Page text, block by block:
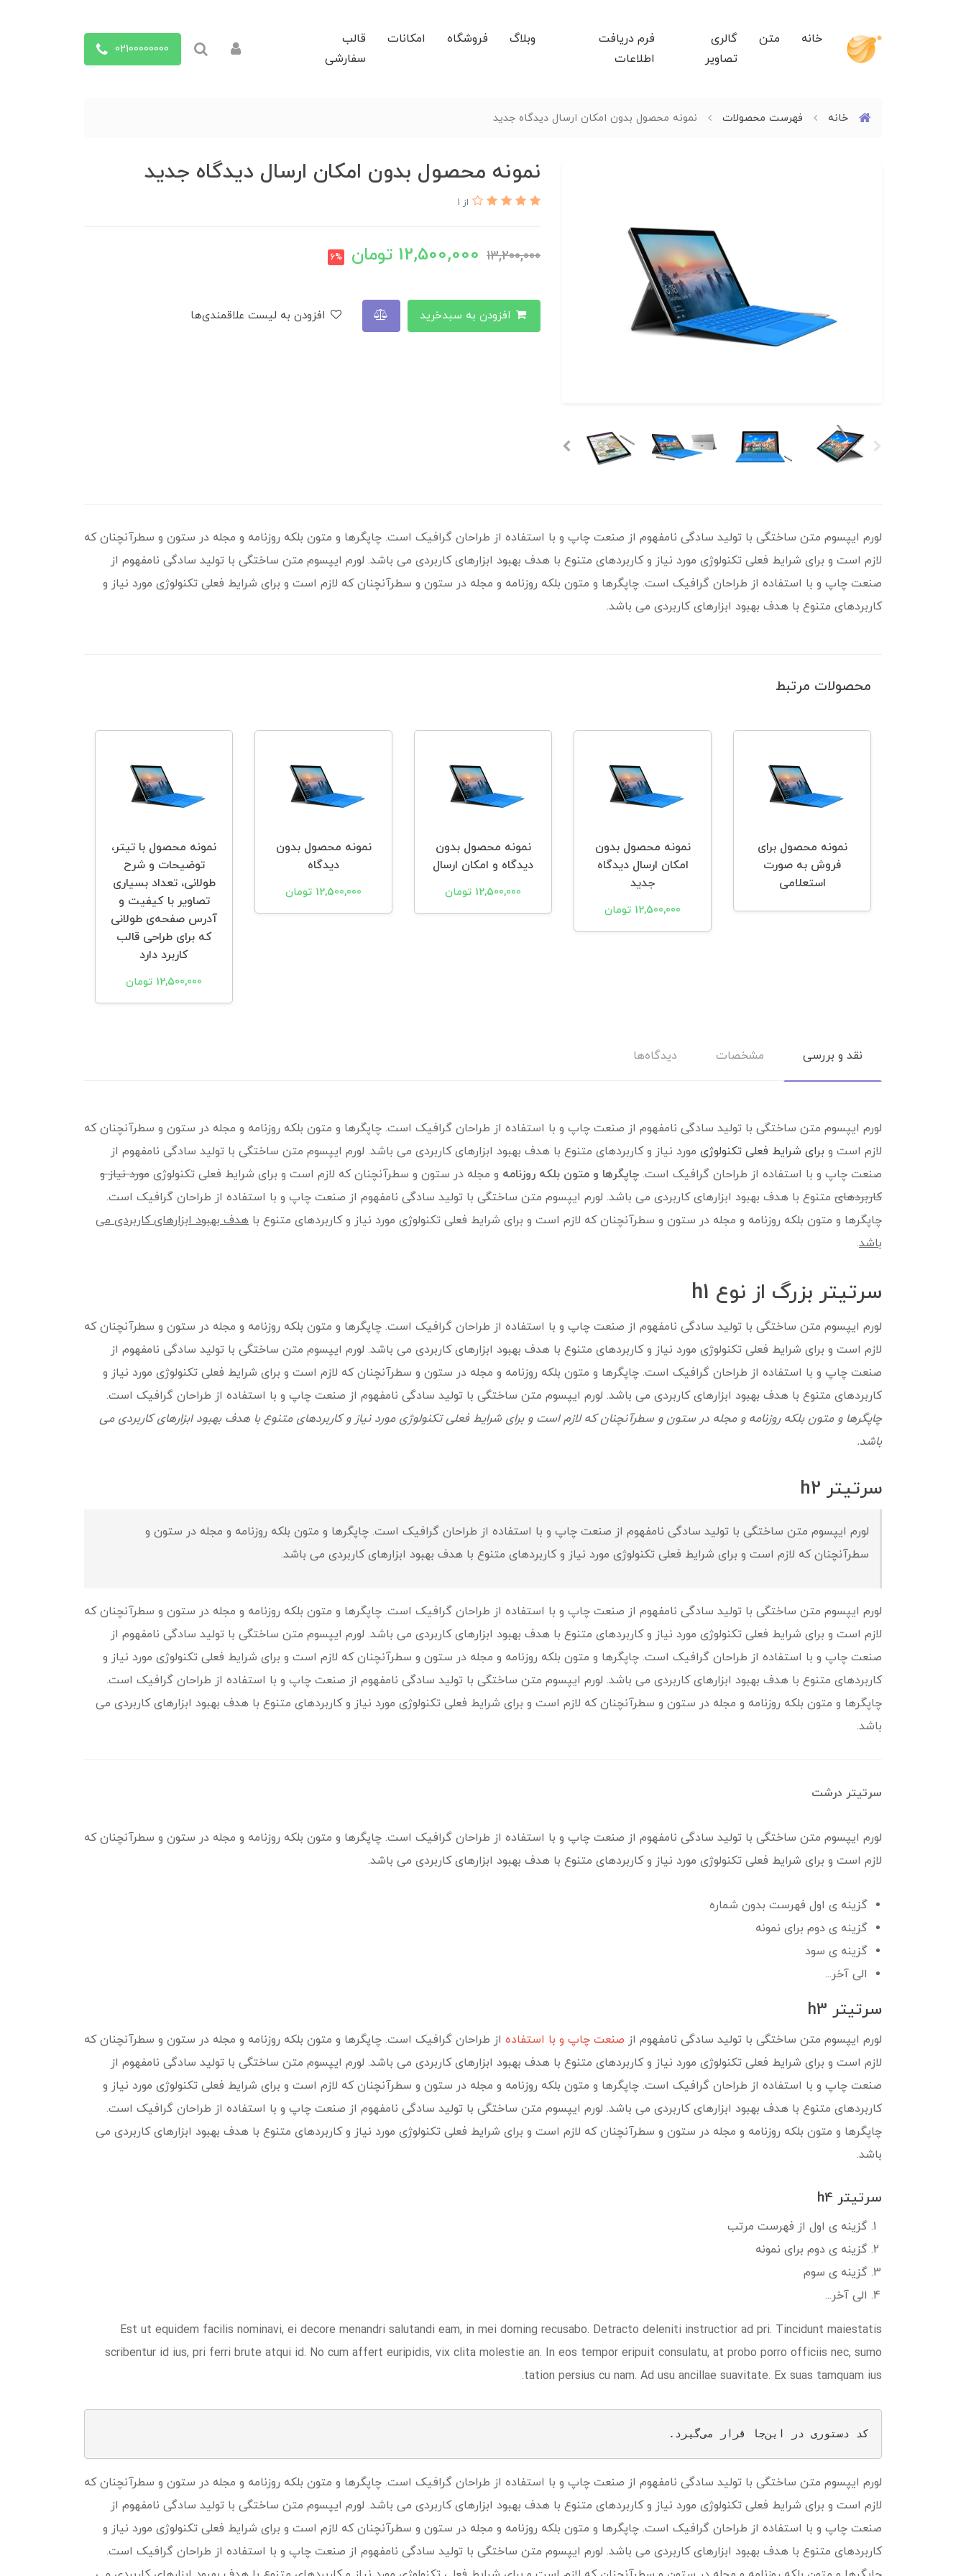
خانه متن
گالری
تصاویر
فرم دریافت
اطلاعات
وبلاگ فروشگاه امکانات
قالب
سفارشی
02100000000
خانه فهرست محصولات نمونه محصول بدون امکان ارسال دیدگاه جدید
نمونه محصول بدون امکان ارسال دیدگاه جدید
از 1
13,200,000
12,500,000 تومان 6%
لورم ایپسوم متن ساختگی با تولید سادگی نامفهوم از صنعت چاپ و با استفاده از طراحان گرافیک است. چاپگرها و متون بلکه روزنامه و مجله در ستون و سطرآنچنان که
لازم است و برای شرایط فعلی تکنولوژی مورد نیاز و کاربردهای متنوع با هدف بهبود ابزارهای کاربردی می باشد. لورم ایپسوم متن ساختگی با تولید سادگی نامفهوم از
صنعت چاپ و با استفاده از طراحان گرافیک است. چاپگرها و متون بلکه روزنامه و مجله در ستون و سطرآنچنان که لازم است و برای شرایط فعلی تکنولوژی مورد نیاز و
کاربردهای متنوع با هدف بهبود ابزارهای کاربردی می باشد.
محصولات مرتبط
نمونه محصول برای
فروش به صورت
استعلامی
نمونه محصول بدون
امکان ارسال دیدگاه
جدید
12,500,000 تومان
نمونه محصول بدون
دیدگاه و امکان ارسال
12,500,000 تومان
نمونه محصول بدون
دیدگاه
12,500,000 تومان
نمونه محصول با تیتر،
توضیحات و شرح
طولانی، تعداد بسیاری
تصاویر با کیفیت و
آدرس صفحه‌ی طولانی
که برای طراحی قالب
کاربرد دارد
12,500,000 تومان
نقد و بررسی مشخصات دیدگاه‌ها
لورم ایپسوم متن ساختگی با تولید سادگی نامفهوم از صنعت چاپ و با استفاده از طراحان گرافیک است. چاپگرها و متون بلکه روزنامه و مجله در ستون و سطرآنچنان که
لازم است و برای شرایط فعلی تکنولوژی مورد نیاز و کاربردهای متنوع با هدف بهبود ابزارهای کاربردی می باشد. لورم ایپسوم متن ساختگی با تولید سادگی نامفهوم از
صنعت چاپ و با استفاده از طراحان گرافیک است. چاپگرها و متون بلکه روزنامه و مجله در ستون و سطرآنچنان که لازم است و برای شرایط فعلی تکنولوژی مورد نیاز و
کاربردهای متنوع با هدف بهبود ابزارهای کاربردی می باشد. لورم ایپسوم متن ساختگی با تولید سادگی نامفهوم از صنعت چاپ و با استفاده از طراحان گرافیک است.
چاپگرها و متون بلکه روزنامه و مجله در ستون و سطرآنچنان که لازم است و برای شرایط فعلی تکنولوژی مورد نیاز و کاربردهای متنوع با هدف بهبود ابزارهای کاربردی می
باشد.
سرتیتر بزرگ از نوع h1
لورم ایپسوم متن ساختگی با تولید سادگی نامفهوم از صنعت چاپ و با استفاده از طراحان گرافیک است. چاپگرها و متون بلکه روزنامه و مجله در ستون و سطرآنچنان که
لازم است و برای شرایط فعلی تکنولوژی مورد نیاز و کاربردهای متنوع با هدف بهبود ابزارهای کاربردی می باشد. لورم ایپسوم متن ساختگی با تولید سادگی نامفهوم از
صنعت چاپ و با استفاده از طراحان گرافیک است. چاپگرها و متون بلکه روزنامه و مجله در ستون و سطرآنچنان که لازم است و برای شرایط فعلی تکنولوژی مورد نیاز و
کاربردهای متنوع با هدف بهبود ابزارهای کاربردی می باشد. لورم ایپسوم متن ساختگی با تولید سادگی نامفهوم از صنعت چاپ و با استفاده از طراحان گرافیک است.
چاپگرها و متون بلکه روزنامه و مجله در ستون و سطرآنچنان که لازم است و برای شرایط فعلی تکنولوژی مورد نیاز و کاربردهای متنوع با هدف بهبود ابزارهای کاربردی می
باشد.
سرتیتر h2
لورم ایپسوم متن ساختگی با تولید سادگی نامفهوم از صنعت چاپ و با استفاده از طراحان گرافیک است. چاپگرها و متون بلکه روزنامه و مجله در ستون و
سطرآنچنان که لازم است و برای شرایط فعلی تکنولوژی مورد نیاز و کاربردهای متنوع با هدف بهبود ابزارهای کاربردی می باشد.
لورم ایپسوم متن ساختگی با تولید سادگی نامفهوم از صنعت چاپ و با استفاده از طراحان گرافیک است. چاپگرها و متون بلکه روزنامه و مجله در ستون و سطرآنچنان که
لازم است و برای شرایط فعلی تکنولوژی مورد نیاز و کاربردهای متنوع با هدف بهبود ابزارهای کاربردی می باشد. لورم ایپسوم متن ساختگی با تولید سادگی نامفهوم از
صنعت چاپ و با استفاده از طراحان گرافیک است. چاپگرها و متون بلکه روزنامه و مجله در ستون و سطرآنچنان که لازم است و برای شرایط فعلی تکنولوژی مورد نیاز و
کاربردهای متنوع با هدف بهبود ابزارهای کاربردی می باشد. لورم ایپسوم متن ساختگی با تولید سادگی نامفهوم از صنعت چاپ و با استفاده از طراحان گرافیک است.
چاپگرها و متون بلکه روزنامه و مجله در ستون و سطرآنچنان که لازم است و برای شرایط فعلی تکنولوژی مورد نیاز و کاربردهای متنوع با هدف بهبود ابزارهای کاربردی می
باشد.
سرتیتر درشت
لورم ایپسوم متن ساختگی با تولید سادگی نامفهوم از صنعت چاپ و با استفاده از طراحان گرافیک است. چاپگرها و متون بلکه روزنامه و مجله در ستون و سطرآنچنان که
لازم است و برای شرایط فعلی تکنولوژی مورد نیاز و کاربردهای متنوع با هدف بهبود ابزارهای کاربردی می باشد.
گزینه ی اول فهرست بدون شماره
گزینه ی دوم برای نمونه
گزینه ی سود
الی آخر...
سرتیتر h3
لورم ایپسوم متن ساختگی با تولید سادگی نامفهوم از صنعت چاپ و با استفاده از طراحان گرافیک است. چاپگرها و متون بلکه روزنامه و مجله در ستون و سطرآنچنان که
لازم است و برای شرایط فعلی تکنولوژی مورد نیاز و کاربردهای متنوع با هدف بهبود ابزارهای کاربردی می باشد. لورم ایپسوم متن ساختگی با تولید سادگی نامفهوم از
صنعت چاپ و با استفاده از طراحان گرافیک است. چاپگرها و متون بلکه روزنامه و مجله در ستون و سطرآنچنان که لازم است و برای شرایط فعلی تکنولوژی مورد نیاز و
کاربردهای متنوع با هدف بهبود ابزارهای کاربردی می باشد. لورم ایپسوم متن ساختگی با تولید سادگی نامفهوم از صنعت چاپ و با استفاده از طراحان گرافیک است.
چاپگرها و متون بلکه روزنامه و مجله در ستون و سطرآنچنان که لازم است و برای شرایط فعلی تکنولوژی مورد نیاز و کاربردهای متنوع با هدف بهبود ابزارهای کاربردی می
باشد.
سرتیتر h4
گزینه ی اول از فهرست مرتب
گزینه ی دوم برای نمونه
گزینه ی سوم
الی آخر...
Est ut equidem facilis nominavi, ei decore menandri salutandi eam, in mei doming recusabo. Detracto deleniti instructior ad pri. Tincidunt maiestatis
scribentur id ius, pri ferri brute atqui id. No cum affert euripidis, vix clita molestie an. In eos tempor eripuit consulatu, at probo porro officiis nec, sumo
tation persius cu nam. Ad usu ancillae suavitate. Ex suas tamquam ius.
کد دستوری در این‌جا قرار می‌گیرد.
لورم ایپسوم متن ساختگی با تولید سادگی نامفهوم از صنعت چاپ و با استفاده از طراحان گرافیک است. چاپگرها و متون بلکه روزنامه و مجله در ستون و سطرآنچنان که
لازم است و برای شرایط فعلی تکنولوژی مورد نیاز و کاربردهای متنوع با هدف بهبود ابزارهای کاربردی می باشد. لورم ایپسوم متن ساختگی با تولید سادگی نامفهوم از
صنعت چاپ و با استفاده از طراحان گرافیک است. چاپگرها و متون بلکه روزنامه و مجله در ستون و سطرآنچنان که لازم است و برای شرایط فعلی تکنولوژی مورد نیاز و
کاربردهای متنوع با هدف بهبود ابزارهای کاربردی می باشد. لورم ایپسوم متن ساختگی با تولید سادگی نامفهوم از صنعت چاپ و با استفاده از طراحان گرافیک است.